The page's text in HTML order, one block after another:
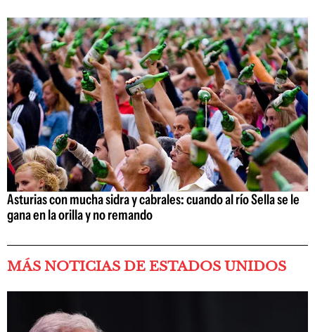
Asturias con mucha sidra y cabrales: cuando al río Sella se le
gana en la orilla y no remando
MÁS NOTICIAS DE ESTADOS UNIDOS